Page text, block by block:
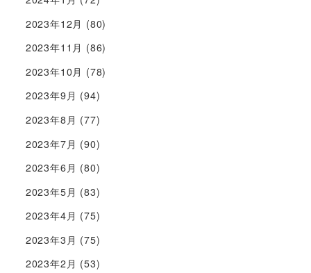
2023年12月 (80)
2023年11月 (86)
2023年10月 (78)
2023年9月 (94)
2023年8月 (77)
2023年7月 (90)
2023年6月 (80)
2023年5月 (83)
2023年4月 (75)
2023年3月 (75)
2023年2月 (53)